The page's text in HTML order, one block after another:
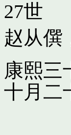
27世
赵从僎
康熙三
十月二